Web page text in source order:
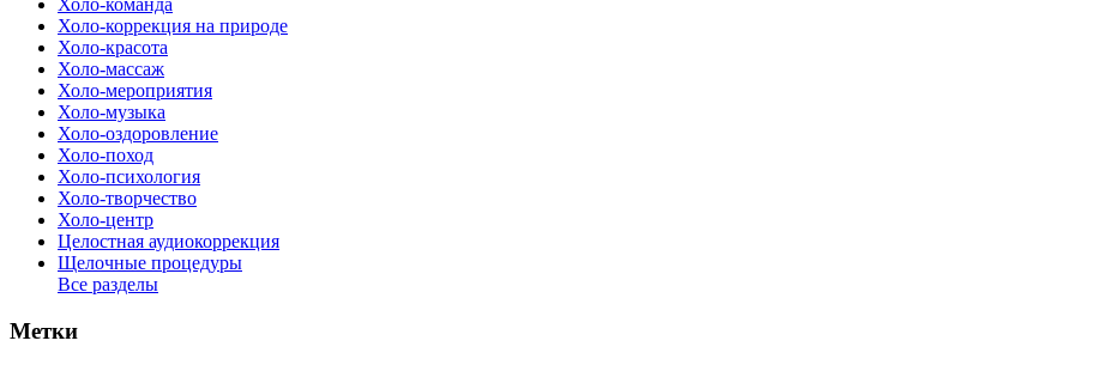
Холо-команда
Холо-коррекция на природе
Холо-красота
Холо-массаж
Холо-мероприятия
Холо-музыка
Холо-оздоровление
Холо-поход
Холо-психология
Холо-творчество
Холо-центр
Целостная аудиокоррекция
Щелочные процедуры
Все разделы
Метки